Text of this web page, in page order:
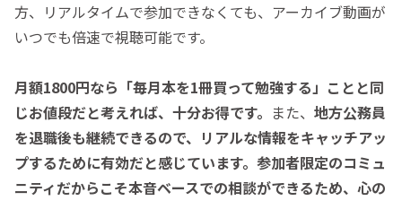
方、リアルタイムで参加できなくても、アーカイブ動画が
いつでも倍速で視聴可能です。
月額1800円なら「毎月本を1冊買って勉強する」ことと同
じお値段だと考えれば、十分お得です。 また、 地方公務員
を退職後も継続できるので、リアルな情報をキャッチアッ
プするために有効だと感じています。 参加者限定のコミュ
ニティだからこそ本音ベースでの相談ができるため、心の